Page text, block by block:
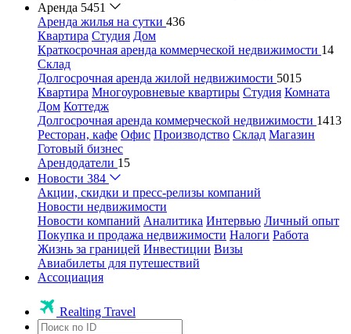
Аренда 5451
Аренда жилья на сутки 436
Квартира Студия Дом
Краткосрочная аренда коммерческой недвижимости 14
Склад
Долгосрочная аренда жилой недвижимости 5015
Квартира Многоуровневые квартиры Студия Комната
Дом Коттедж
Долгосрочная аренда коммерческой недвижимости 1413
Ресторан, кафе Офис Производство Склад Магазин
Готовый бизнес
Арендодатели 15
Новости 384
Акции, скидки и пресс-релизы компаний
Новости недвижимости
Новости компаний Аналитика Интервью Личный опыт
Покупка и продажа недвижимости Налоги Работа
Жизнь за границей Инвестиции Визы
Авиабилеты для путешествий
Ассоциация
Realting Travel